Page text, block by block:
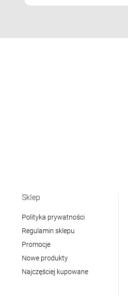
Sklep
Polityka prywatności
Regulamin sklepu
Promocje
Nowe produkty
Najczęściej kupowane